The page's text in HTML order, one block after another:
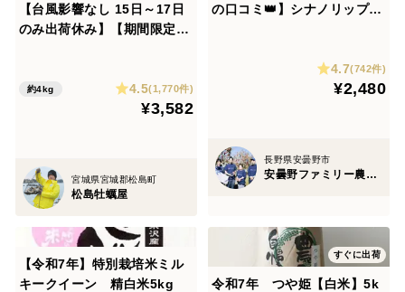
【台風影響なし 15日～17日
のみ出荷休み】【期間限定1
粒）牡蛎 殻付き牡蛎 kaki カ
キ 松島牡蠣屋 BBQに最適🔥
約4kg 4.5(1,770件)
¥3,582
宮城県宮城郡松島町
松島牡蠣屋
の口コミ👑】シナノリップ3
野 リンゴ 幻 幻のリンゴ 予約
4.7(742件)
¥2,480
長野県安曇野市
安曇野ファミリー農産 果物部門4年連続1位&殿堂入り&りんごグランプリ2025最高金賞1位 信州りんご 幻のりんご
【令和7年】特別栽培米ミル
キークイーン 精白米5kg
すぐに出荷
令和7年 つや姫【白米】5k